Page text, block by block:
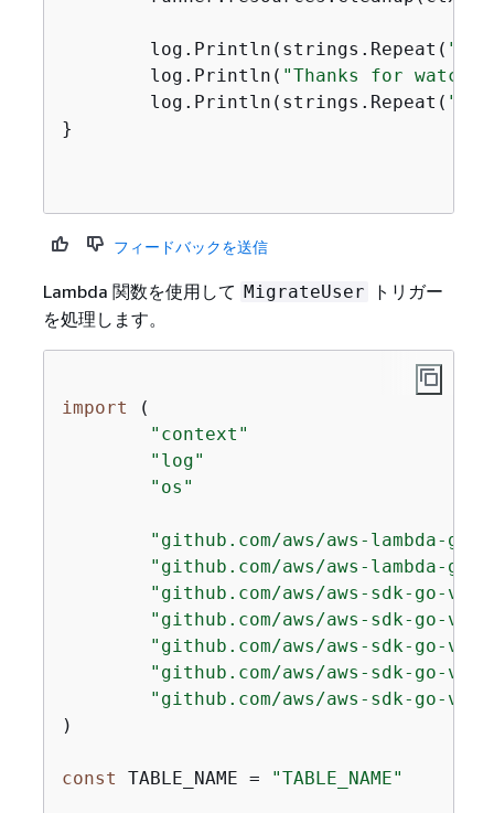
	log.Println(strings.Repeat(
"-"
	log.Println(
"Thanks for
	log.Println(strings.Repeat(
"-"
}
フィードバックを送信
Lambda 関数を使用して MigrateUser
トリガー
を処理します。
import (
"context"
"log"
"os"
"github.com/aws/aws-lambda-go/
"github.com/aws/aws-lambda-go/
"github.com/aws/aws-sdk-go-v2/
"github.com/aws/aws-sdk-go-v2/
"github.com/aws/aws-sdk-go-
"github.com/aws/aws-sdk-go-v2/
"github.com/aws/aws-sdk-go-v2/
)
const TABLE_NAME = "TABLE_NAME"